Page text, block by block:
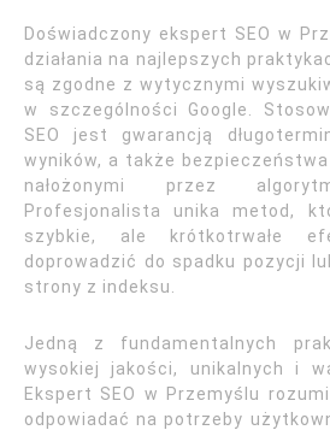
Doświadczony ekspert SEO w
działania na najlepszych
są zgodne z wytycznymi
w szczególności Google.
SEO jest gwarancją
wyników, a także
nałożonymi przez
Profesjonalista unika metod,
szybkie, ale krótkotrwałe
doprowadzić do spadku pozycji
strony z indeksu.
Jedną z fundamentalnych
wysokiej jakości, unikalnych i
Ekspert SEO w Przemyślu
odpowiadać na potrzeby